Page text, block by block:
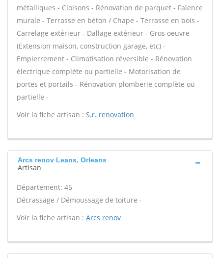
métalliques - Cloisons - Rénovation de parquet - Faïence
murale - Terrasse en béton / Chape - Terrasse en bois -
Carrelage extérieur - Dallage extérieur - Gros oeuvre
(Extension maison, construction garage, etc) -
Empierrement - Climatisation réversible - Rénovation
électrique complète ou partielle - Motorisation de
portes et portails - Rénovation plomberie complète ou
partielle -
Voir la fiche artisan : S.r. renovation
Arcs renov Leans, Orleans
Artisan
Département: 45
Décrassage / Démoussage de toiture -
Voir la fiche artisan : Arcs renov